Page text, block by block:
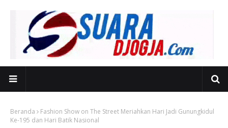
Beranda
Fashion Show on The Street Meriahkan Hari Jadi Gunungkidul
Ke-195 dan Hari Batik Nasional